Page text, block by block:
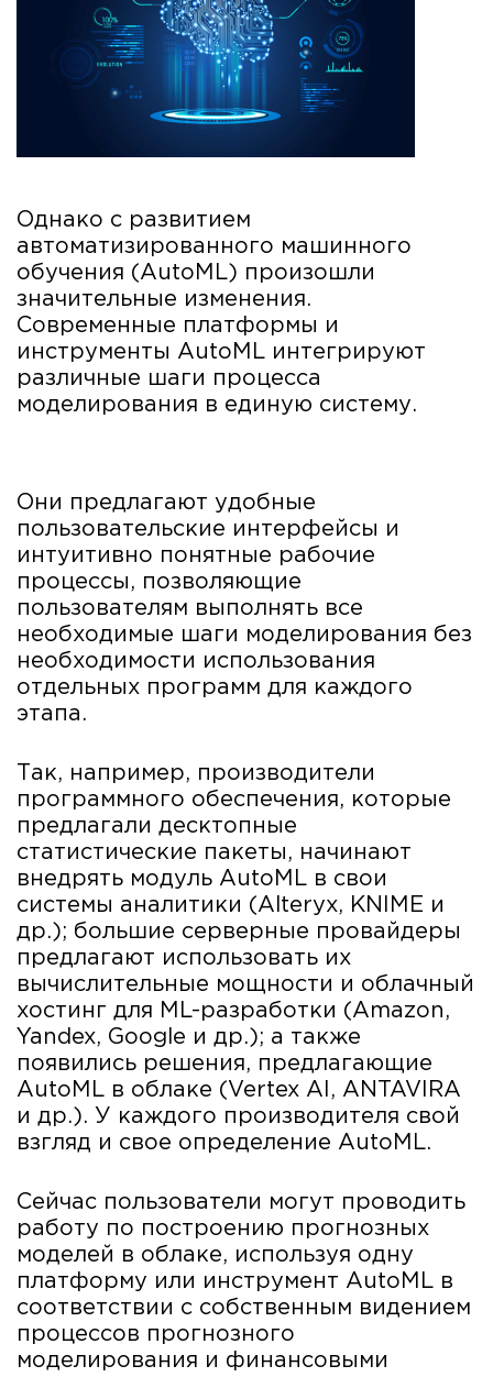
Однако с развитием
автоматизированного машинного
обучения (AutoML) произошли
значительные изменения.
Современные платформы и
инструменты AutoML интегрируют
различные шаги процесса
моделирования в единую систему.
Они предлагают удобные
пользовательские интерфейсы и
интуитивно понятные рабочие
процессы, позволяющие
пользователям выполнять все
необходимые шаги моделирования без
необходимости использования
отдельных программ для каждого
этапа.
Так, например, производители
программного обеспечения, которые
предлагали десктопные
статистические пакеты, начинают
внедрять модуль AutoML в свои
системы аналитики (Alteryx, KNIME и
др.); большие серверные провайдеры
предлагают использовать их
вычислительные мощности и облачный
хостинг для ML-разработки (Amazon,
Yandex, Google и др.); а также
появились решения, предлагающие
AutoML в облаке (Vertex AI, ANTAVIRA
и др.). У каждого производителя свой
взгляд и свое определение AutoML.
Сейчас пользователи могут проводить
работу по построению прогнозных
моделей в облаке, используя одну
платформу или инструмент AutoML в
соответствии с собственным видением
процессов прогнозного
моделирования и финансовыми